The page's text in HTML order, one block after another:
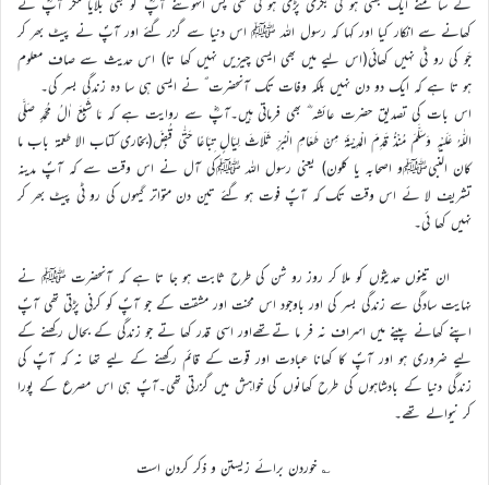
کھانے سے انکار کیا اور کہا کہ رسول اللہ ﷺ اس دنیا سے گزر گئے اور آپؐ نے پیٹ بھر کر
جَو کی رو ٹی نہیں کھائی(اس لیے میں بھی ایسی چیزیں نہیں کھا تا) اس حدیث سے صاف معلوم
ہو تا ہے کہ ایک دو دن نہیں بلکہ وفات تک آنحضرت ؐ نے ایسی ہی سا دہ زندگی بسر کی۔
اس بات کی تصدیق حضرت عائشہ ؓ بھی فرماتی ہیں۔آپؓ سے روایت ہے کہ مَا شَبِعَ اٰلُ مُحَمَّدٍ صَلَّی
اللّٰہُ عَلَیْہِ وَسَلَّمَ مُنْذُ قَدِمَ الْمَدِیْنَۃَ مِنْ طَعَامِ الْبُرِّ ثَلَاثَ لِیَالٍ تِبَاعًا حَتّٰی قُبِضَ(بخاری کتاب الا طعمۃ باب ما
کان النبیﷺو اصحابہ یا کلون) یعنی رسول اللہ ﷺکی آل نے اس وقت سے کہ آپؐ مدینہ
تشریف لا ئے اس وقت تک کہ آپؐ فوت ہو گئے تین دن متواتر گیہوں کی رو ٹی پیٹ بھر کر
نہیں کھا ئی۔
ان تینوں حدیثوں کو ملا کر روز رو شن کی طرح ثابت ہو جا تا ہے کہ آنحضرت ﷺ نے
نہایت سادگی سے زندگی بسر کی اور باوجود اس محنت اور مشقت کے جو آپؐ کو کرنی پڑتی تھی آپؐ
اپنے کھانے پینے میں اسراف نہ فر ما تےتھےاور اسی قدر کھا تے جو زندگی کے بحال رکھنے کے
لیے ضروری ہو اور آپؐ کا کھانا عبادت اور قوت کے قائم رکھنے کے لیے تھا نہ کہ آپؐ کی
زندگی دنیا کے بادشاہوں کی طرح کھانوں کی خواہش میں گزرتی تھی۔آپؐ ہی اس مصرع کے پورا
کر نیوالے تھے۔
؎ خوردن برائے زیستن و ذکر کردن است